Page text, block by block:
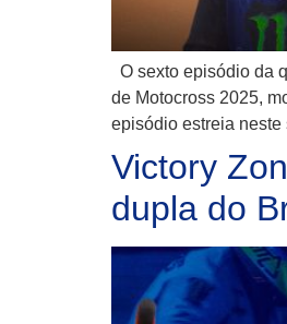
O sexto episódio da
de Motocross 2025,
episódio estreia
Victory
dupla do